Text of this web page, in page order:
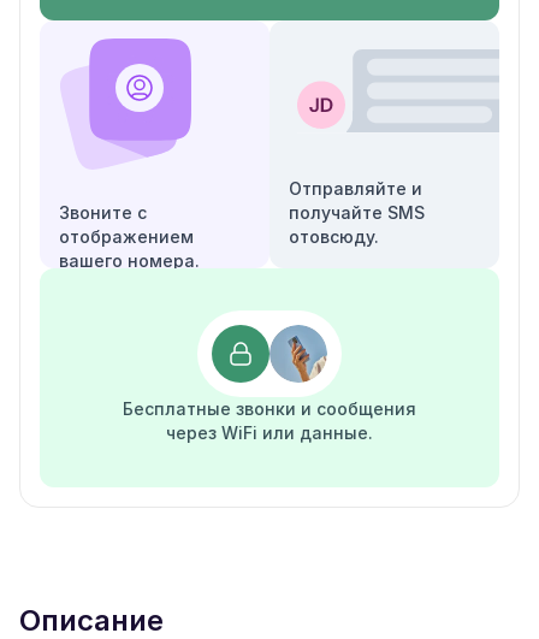
Звоните с
отображением
вашего номера.
Отправляйте и
получайте SMS
отовсюду.
Бесплатные звонки и сообщения
через WiFi или данные.
Описание